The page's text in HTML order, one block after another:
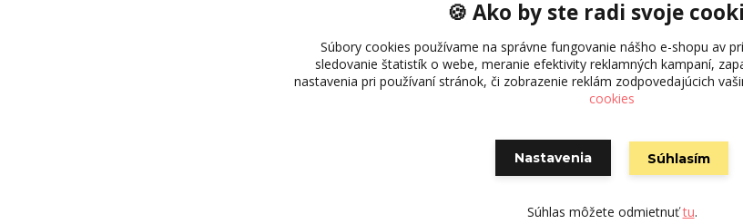
🍪 Ako by ste radi svoje
Súbory cookies používame na správne fungovanie nášho e-shopu av
sledovanie štatistík o webe, meranie efektivity reklamných kampaní,
nastavenia pri používaní stránok, či zobrazenie reklám zodpovedajúcich
cookies
Nastavenia Súhlasím
Súhlas môžete odmietnuťtu.